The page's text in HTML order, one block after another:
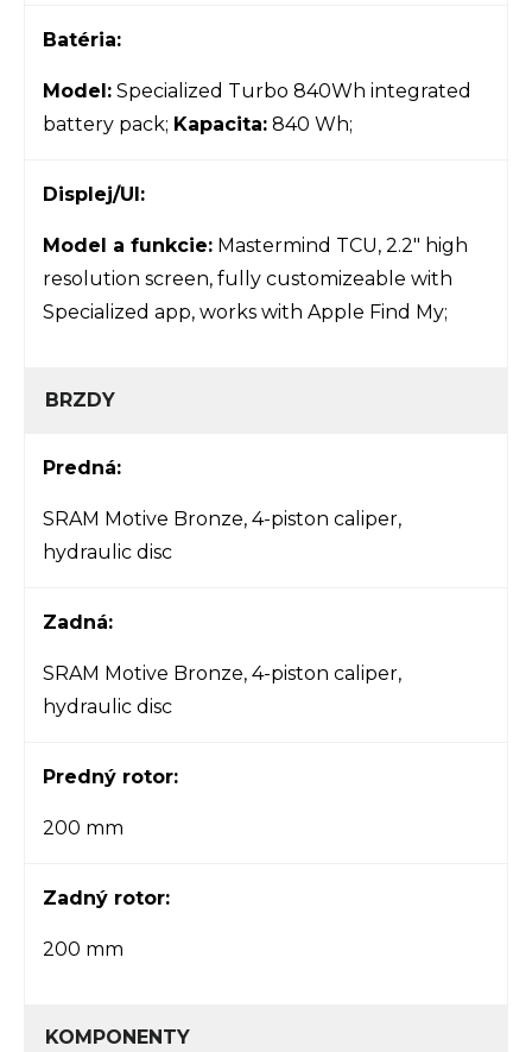
Batéria:
Model: Specialized Turbo 840Wh integrated
battery pack; Kapacita: 840 Wh;
Displej/UI:
Model a funkcie: Mastermind TCU, 2.2" high
resolution screen, fully customizeable with
Specialized app, works with Apple Find My;
BRZDY
Predná:
SRAM Motive Bronze, 4-piston caliper,
hydraulic disc
Zadná:
SRAM Motive Bronze, 4-piston caliper,
hydraulic disc
Predný rotor:
200 mm
Zadný rotor:
200 mm
KOMPONENTY